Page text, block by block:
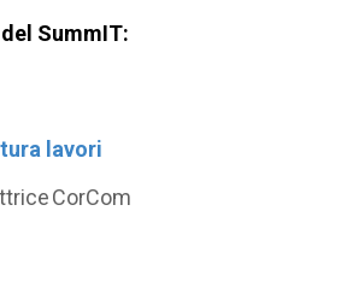
SummIT:
lavori
CorCom